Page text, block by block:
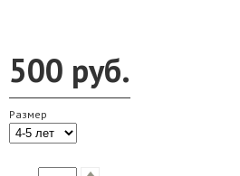
500 руб.
Размер